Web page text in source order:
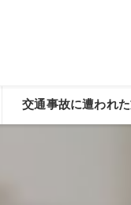
交通事故に遭われ